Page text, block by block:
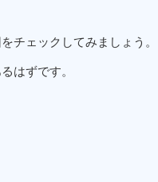
チェックしてみましょう。
はずです。